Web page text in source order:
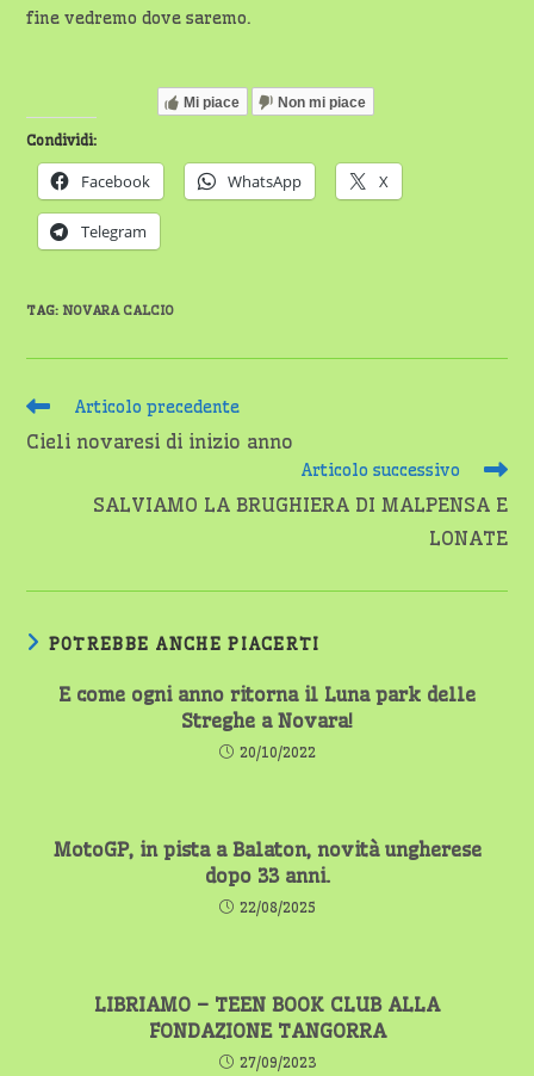
fine vedremo dove saremo.
Mi piace Non mi piace
Condividi:
Facebook WhatsApp X
Telegram
TAG:NOVARA CALCIO
Leggi
articoli
Articolo precedente
Cieli novaresi di inizio anno
Articolo successivo
SALVIAMO LA BRUGHIERA DI MALPENSA E
LONATE
POTREBBE ANCHE PIACERTI
E come ogni anno ritorna il Luna park delle
Streghe a Novara!
20/10/2022
MotoGP, in pista a Balaton, novità ungherese
dopo 33 anni.
22/08/2025
LIBRIAMO – TEEN BOOK CLUB ALLA
FONDAZIONE TANGORRA
27/09/2023